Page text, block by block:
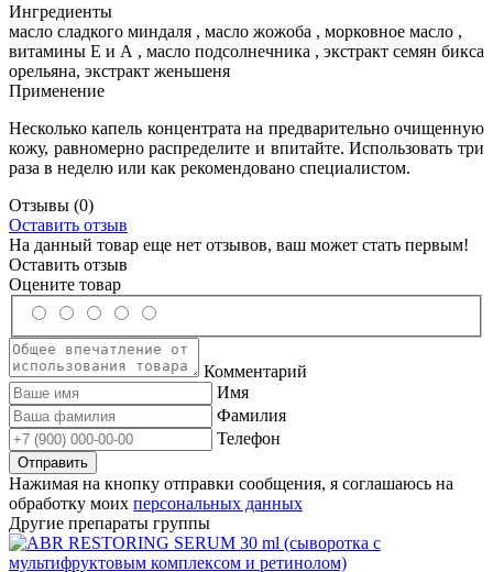
Ингредиенты
масло сладкого миндаля , масло жожоба , морковное масло ,
витамины Е и А , масло подсолнечника , экстракт семян бикса
орельяна, экстракт женьшеня
Применение
Несколько капель концентрата на предварительно очищенную
кожу, равномерно распределите и впитайте. Использовать три
раза в неделю или как рекомендовано специалистом.
Отзывы (0)
Оставить отзыв
На данный товар еще нет отзывов, ваш может стать первым!
Оставить отзыв
Оцените товар
Комментарий
Имя
Фамилия
Телефон
Нажимая на кнопку отправки сообщения, я соглашаюсь на
обработку моих персональных данных
Другие препараты группы